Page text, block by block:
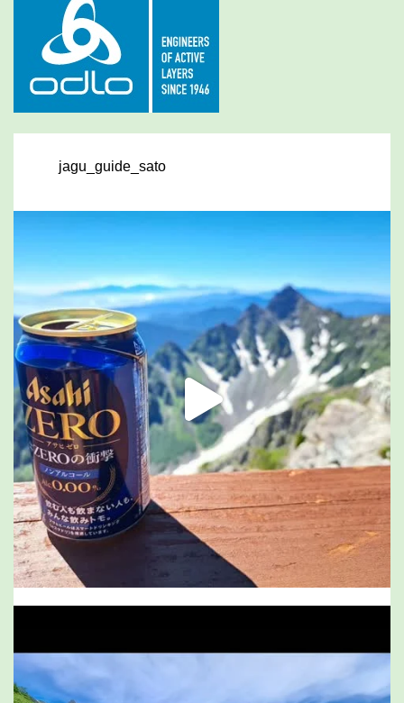
jagu_guide_sato